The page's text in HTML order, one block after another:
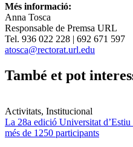
Més informació:
Anna Tosca
Responsable de Premsa URL
Tel. 936 022 228 | 692 671 597
atosca@rectorat.url.edu
També et pot
Activitats, Institucional
La 28a edició Universitat
més de 1250 participants